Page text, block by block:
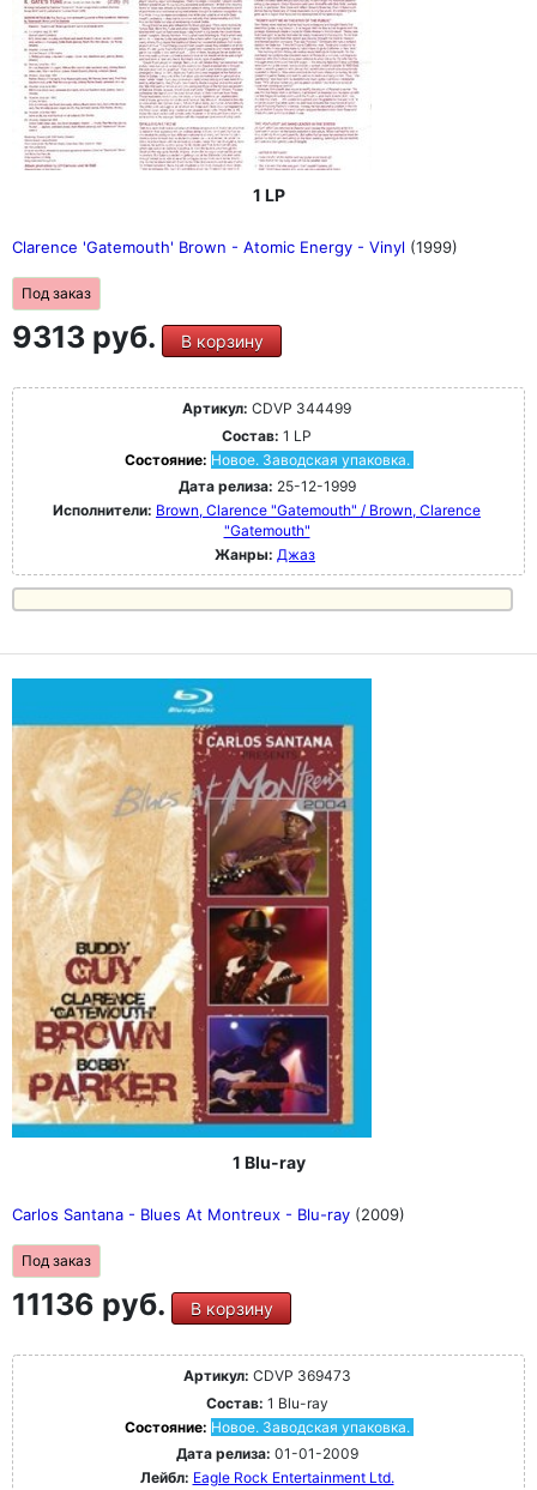
1 LP
Clarence 'Gatemouth' Brown - Atomic Energy - Vinyl (1999)
Под заказ
9313 руб. В корзину
Артикул: CDVP 344499
Состав: 1 LP
Состояние: Новое. Заводская упаковка.
Дата релиза: 25-12-1999
Исполнители: Brown, Clarence "Gatemouth" / Brown, Clarence
"Gatemouth"
Жанры: Джаз
1 Blu-ray
Carlos Santana - Blues At Montreux - Blu-ray (2009)
Под заказ
11136 руб. В корзину
Артикул: CDVP 369473
Состав: 1 Blu-ray
Состояние: Новое. Заводская упаковка.
Дата релиза: 01-01-2009
Лейбл: Eagle Rock Entertainment Ltd.